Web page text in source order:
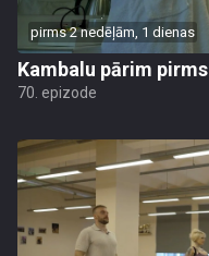
pirms 2 nedēļām, 1 dienas
Kambalu pārim
70. epizode